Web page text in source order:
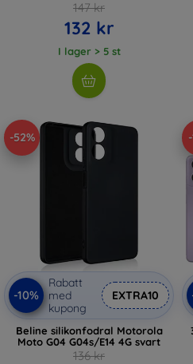
147 kr
132 kr
I lager > 5 st
-52%
-10%
Rabatt
med
kupong
EXTRA10
Beline silikonfodral Motorola
Moto G04 G04s/E14 4G svart
136 kr